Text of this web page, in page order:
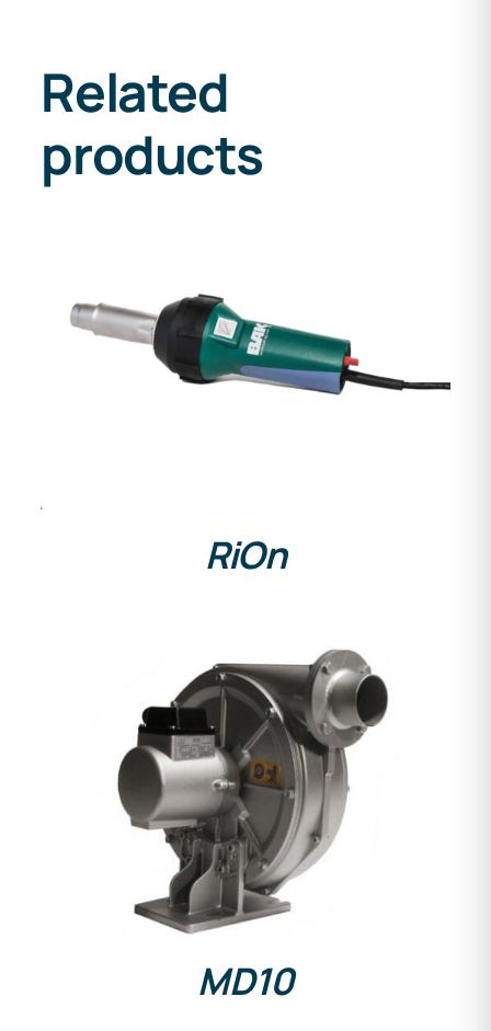
Related
products
DETAILS
RiOn
DETAILS
MD10